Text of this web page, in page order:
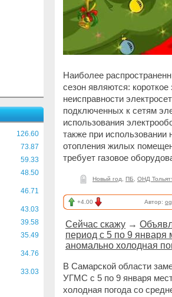
126.60
73.87
59.33
48.50
46.71
43.03
39.58
35.49
34.76
33.03
Наиболее
сезон являются: короткое
неисправности
подключенных к сетям
использования
также при использовании
отопления жилых
требует газовое
Новый год ПБ ОНД
+4.00 Автор:
Сейчас скажу →
период с 5 по 9 января
аномально холодная
В Самарской области
УГМС с 5 по 9 января
холодная погода со